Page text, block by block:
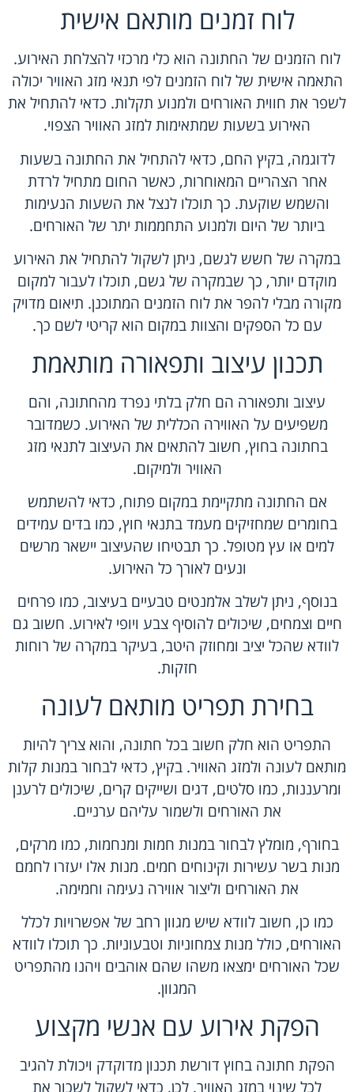
לוח זמנים מותאם אישית
לוח הזמנים של החתונה הוא כלי מרכזי להצלחת האירוע.
התאמה אישית של לוח הזמנים לפי תנאי מזג האוויר יכולה
לשפר את חווית האורחים ולמנוע תקלות. כדאי להתחיל את
האירוע בשעות שמתאימות למזג האוויר הצפוי.
לדוגמה, בקיץ החם, כדאי להתחיל את החתונה בשעות
אחר הצהריים המאוחרות, כאשר החום מתחיל לרדת
והשמש שוקעת. כך תוכלו לנצל את השעות הנעימות
ביותר של היום ולמנוע התחממות יתר של האורחים.
במקרה של חשש לגשם, ניתן לשקול להתחיל את האירוע
מוקדם יותר, כך שבמקרה של גשם, תוכלו לעבור למקום
מקורה מבלי להפר את לוח הזמנים המתוכנן. תיאום מדויק
עם כל הספקים והצוות במקום הוא קריטי לשם כך.
תכנון עיצוב ותפאורה מותאמת
עיצוב ותפאורה הם חלק בלתי נפרד מהחתונה, והם
משפיעים על האווירה הכללית של האירוע. כשמדובר
בחתונה בחוץ, חשוב להתאים את העיצוב לתנאי מזג
האוויר ולמיקום.
אם החתונה מתקיימת במקום פתוח, כדאי להשתמש
בחומרים שמחזיקים מעמד בתנאי חוץ, כמו בדים עמידים
למים או עץ מטופל. כך תבטיחו שהעיצוב יישאר מרשים
ונעים לאורך כל האירוע.
בנוסף, ניתן לשלב אלמנטים טבעיים בעיצוב, כמו פרחים
חיים וצמחים, שיכולים להוסיף צבע ויופי לאירוע. חשוב גם
לוודא שהכל יציב ומחוזק היטב, בעיקר במקרה של רוחות
חזקות.
בחירת תפריט מותאם לעונה
התפריט הוא חלק חשוב בכל חתונה, והוא צריך להיות
מותאם לעונה ולמזג האוויר. בקיץ, כדאי לבחור במנות קלות
ומרעננות, כמו סלטים, דגים ושייקים קרים, שיכולים לרענן
את האורחים ולשמור עליהם ערניים.
בחורף, מומלץ לבחור במנות חמות ומנחמות, כמו מרקים,
מנות בשר עשירות וקינוחים חמים. מנות אלו יעזרו לחמם
את האורחים וליצור אווירה נעימה וחמימה.
כמו כן, חשוב לוודא שיש מגוון רחב של אפשרויות לכלל
האורחים, כולל מנות צמחוניות וטבעוניות. כך תוכלו לוודא
שכל האורחים ימצאו משהו שהם אוהבים ויהנו מהתפריט
המגוון.
הפקת אירוע עם אנשי מקצוע
הפקת חתונה בחוץ דורשת תכנון מדוקדק ויכולת להגיב
לכל שינוי במזג האוויר. לכן, כדאי לשקול לשכור את